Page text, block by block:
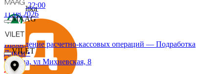
Bershka
СПАР
MAAG
VILET
09:00-22:00
11.08.2026
Проведение расчетно-кассовых операций — Подработка
Дикси•
Москва, ул Михневская, 8